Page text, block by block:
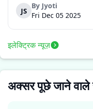
वाहन की व्यवस्था करने के लिये
लेकिन दोस्ती की भावना ने उस...
JS
By Jyoti
Fri Dec 05 2025
इलेक्ट्रिक न्यूज़
अक्सर पूछे जाने